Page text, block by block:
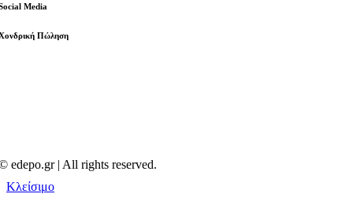
Media
Πώληση
edepo.gr | All rights reserved.
Κλείσιμο